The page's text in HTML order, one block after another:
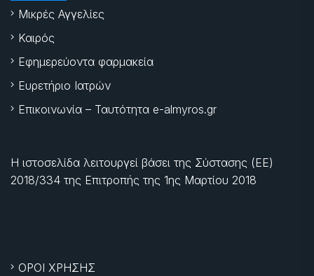
Μικρές Αγγελίες
Καιρός
Εφημερεύοντα φαρμακεία
Ευρετήριο Ιατρών
Επικοινωνία – Ταυτότητα e-almyros.gr
Η ιστοσελίδα λειτουργεί βάσει της Σύστασης (ΕΕ)
2018/334 της Επιτροπής της 1ης Μαρτίου 2018
ΟΡΟΙ ΧΡΗΣΗΣ